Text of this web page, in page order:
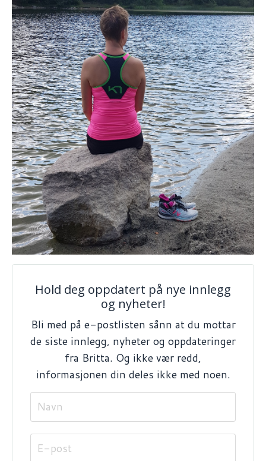
Hold deg oppdatert på nye innlegg
og nyheter!
Bli med på e-postlisten sånn at du mottar
de siste innlegg, nyheter og oppdateringer
fra Britta. Og ikke vær redd,
informasjonen din deles ikke med noen.